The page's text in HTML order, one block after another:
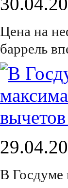
Цена на
баррель
В Госдуме